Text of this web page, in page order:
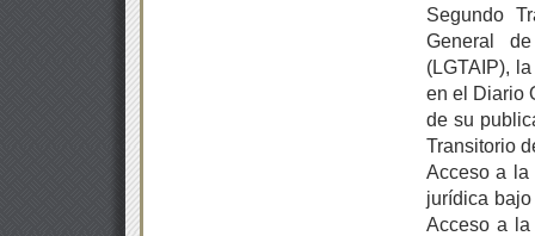
Segundo
General
(LGTAIP),
en el Diario
de su
Transitorio
Acceso a la
jurídica
Acceso a la